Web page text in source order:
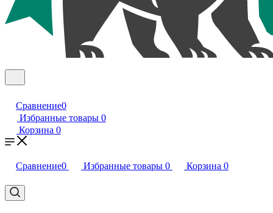
Сравнение0
Избранные товары 0
Корзина 0
Сравнение0 Избранные товары 0 Корзина 0